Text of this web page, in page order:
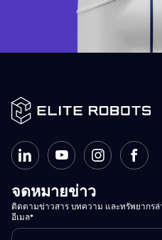
จดหมายข่าว
ติดตามข่าวสาร บทความ และทรัพยากรล่
อีเมล*